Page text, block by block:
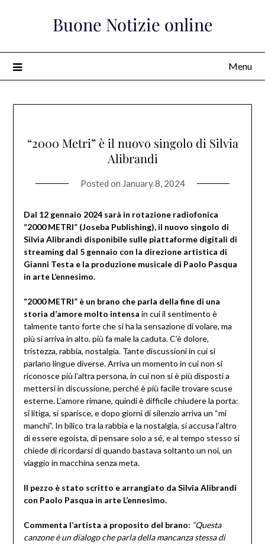
Buone Notizie online
Menu
“2000 Metri” è il nuovo singolo di Silvia
Alibrandi
Posted on January 8, 2024
Dal 12 gennaio 2024 sarà in rotazione radiofonica
“2000 METRI” (Joseba Publishing), il nuovo singolo di
Silvia Alibrandi disponibile sulle piattaforme digitali di
streaming dal 5 gennaio con la direzione artistica di
Gianni Testa e la produzione musicale di Paolo Pasqua
in arte L’ennesimo.
“2000 METRI” è un brano che parla della fine di una
storia d’amore molto intensa in cui il sentimento è
talmente tanto forte che si ha la sensazione di volare, ma
più si arriva in alto, più fa male la caduta. C’è dolore,
tristezza, rabbia, nostalgia. Tante discussioni in cui si
parlano lingue diverse. Arriva un momento in cui non si
riconosce più l’altra persona, in cui non si è più disposti a
mettersi in discussione, perché è più facile trovare scuse
esterne. L’amore rimane, quindi è difficile chiudere la porta:
si litiga, si sparisce, e dopo giorni di silenzio arriva un “mi
manchi”. In bilico tra la rabbia e la nostalgia, si accusa l’altro
di essere egoista, di pensare solo a sé, e al tempo stesso si
chiede di ricordarsi di quando bastava soltanto un noi, un
viaggio in macchina senza meta.
Il pezzo è stato scritto e arrangiato da Silvia Alibrandi
con Paolo Pasqua in arte L’ennesimo.
Commenta l’artista a proposito del brano: “Questa
canzone è un dialogo che parla della mancanza stessa di